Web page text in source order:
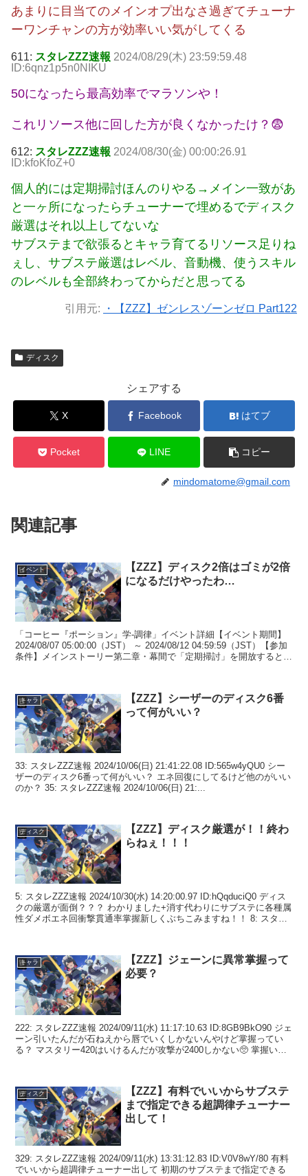
あまりに目当てのメインオプ出なさ過ぎてチューナ
ーワンチャンの方が効率いい気がしてくる
611: スタレZZZ速報 2024/08/29(木) 23:59:59.48
ID:6qnz1p5n0NIKU
50になったら最高効率でマラソンや！
これリソース他に回した方が良くなかったけ？😨
612: スタレZZZ速報 2024/08/30(金) 00:00:26.91
ID:kfoKfoZ+0
個人的には定期掃討ほんのりやる→メイン一致があ
と一ヶ所になったらチューナーで埋めるでディスク
厳選はそれ以上してないな
サブステまで欲張るとキャラ育てるリソース足りね
ぇし、サブステ厳選はレベル、音動機、使うスキル
のレベルも全部終わってからだと思ってる
引用元: ・【ZZZ】ゼンレスゾーンゼロ Part122
ディスク
シェアする
X Facebook はてブ
Pocket LINE コピー
mindomatome@gmail.com
関連記事
イベント
【ZZZ】ディスク2倍はゴミが2倍
になるだけやったわ…
「コーヒー『ポーション』学-調律」イベント詳細【イベント期間】
2024/08/07 05:00:00（JST） ～ 2024/08/12 04:59:59（JST）【参加
条件】メインストーリー第二章・幕間で「定期掃討」を開放すると参
キャラ
【ZZZ】シーザーのディスク6番
って何がいい？
33: スタレZZZ速報 2024/10/06(日) 21:41:22.08 ID:565w4yQU0 シー
ザーのディスク6番って何がいい？ エネ回復にしてるけど他のがいい
のか？ 35: スタレZZZ速報 2024/10/06(日) 21:...
ディスク
【ZZZ】ディスク厳選が！！終わ
らねぇ！！！
5: スタレZZZ速報 2024/10/30(水) 14:20:00.97 ID:hQqduciQ0 ディス
クの厳選が面倒？？？ わかりました+消す代わりにサブステに各種属
性ダメボエネ回衝撃貫通率掌握新しくぶちこみますね！！ 8: スタレ
キャラ
【ZZZ】ジェーンに異常掌握って
必要？
222: スタレZZZ速報 2024/09/11(水) 11:17:10.63 ID:8GB9BkO90 ジェ
ーン引いたんだが石ねえから唇でいくしかないんやけど掌握ってい
る？ マスタリー420はいけるんだが攻撃が2400しかない🥺 掌握い
ディスク
【ZZZ】有料でいいからサブステ
まで指定できる超調律チューナー
出して！
329: スタレZZZ速報 2024/09/11(水) 13:31:12.83 ID:V0V8wY/80 有料
でいいから超調律チューナー出して 初期のサブステまで指定できる